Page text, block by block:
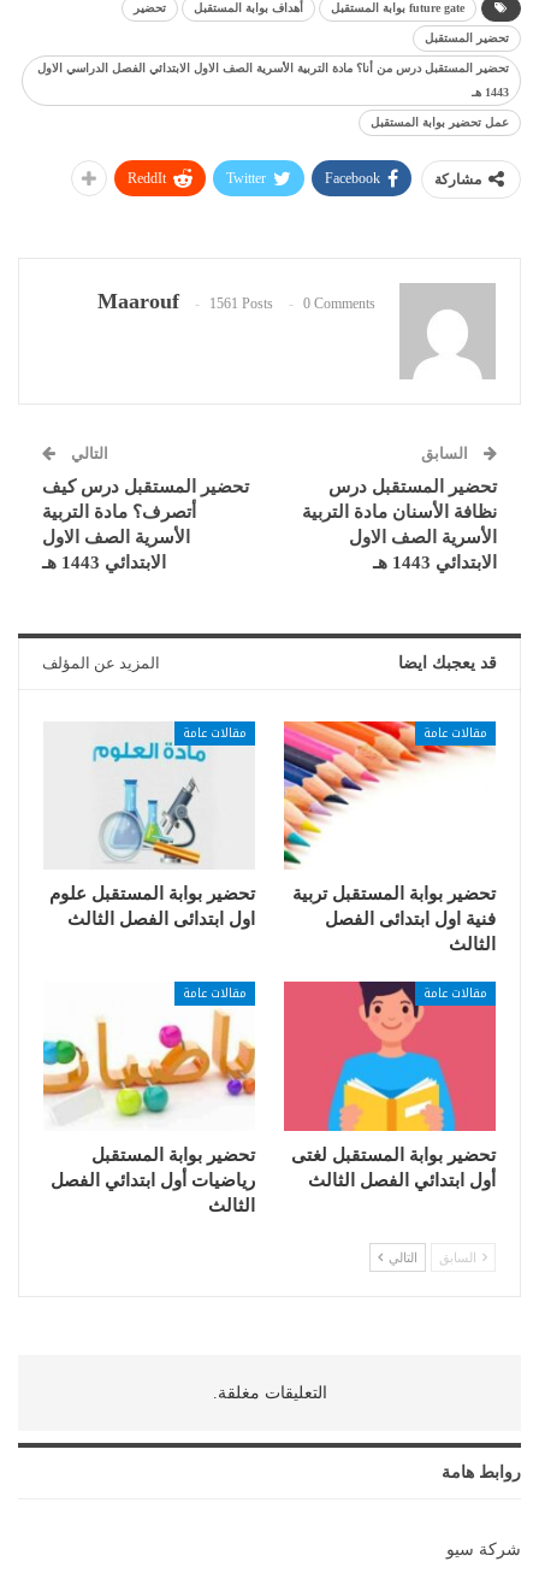
future gate بوابة المستقبل أهداف بوابة المستقبل تحضير
تحضير المستقبل
تحضير المستقبل درس من أنا؟ مادة التربية الأسرية الصف الاول الابتدائي الفصل الدراسي الاول
1443 هـ
عمل تحضير بوابة المستقبل
مشاركة Facebook
Twitter
ReddIt
Maarouf 1561 Posts 0 Comments
السابق
تحضير المستقبل درس
نظافة الأسنان مادة التربية
الأسرية الصف الاول
الابتدائي 1443 هـ
التالي
تحضير المستقبل درس كيف
أتصرف؟ مادة التربية
الأسرية الصف الاول
الابتدائي 1443 هـ
قد يعجبك ايضا المزيد عن المؤلف
مقالات عامة
تحضير بوابة المستقبل تربية
فنية اول ابتدائى الفصل
الثالث
مقالات عامة
تحضير بوابة المستقبل علوم
اول ابتدائى الفصل الثالث
مقالات عامة
تحضير بوابة المستقبل لغتى
أول ابتدائي الفصل الثالث
مقالات عامة
تحضير بوابة المستقبل
رياضيات أول ابتدائي الفصل
الثالث
السابق التالي
التعليقات مغلقة.
روابط هامة
شركة سيو